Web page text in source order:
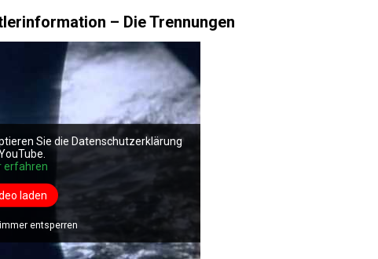
– Die Trennungen
Sie die Datenschutzerklärung
erfahren
laden
entsperren